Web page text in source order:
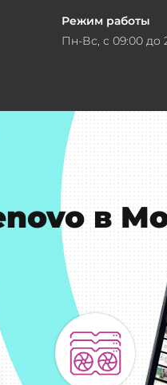
Режим работы
Пн-Вс, с 09:00 до
в